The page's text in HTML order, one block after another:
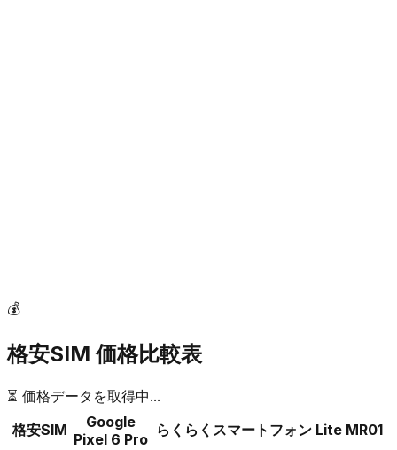
💰
格安SIM 価格比較表
⏳ 価格データを取得中...
格安SIM
Google
Pixel 6 Pro
らくらくスマートフォン Lite MR01